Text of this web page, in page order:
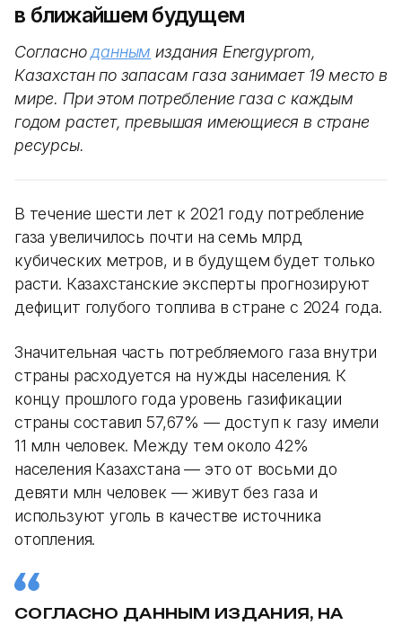
в ближайшем будущем
Согласноданным издания Energyprom,
Казахстан по запасам газа занимает 19 место в
мире. При этом потребление газа с каждым
годом растет, превышая имеющиеся в стране
ресурсы.
В течение шести лет к 2021 году потребление
газа увеличилось почти на семь млрд
кубических метров, и в будущем будет только
расти. Казахстанские эксперты прогнозируют
дефицит голубого топлива в стране с 2024 года.
Значительная часть потребляемого газа внутри
страны расходуется на нужды населения. К
концу прошлого года уровень газификации
страны составил 57,67% — доступ к газу имели
11 млн человек. Между тем около 42%
населения Казахстана — это от восьми до
девяти млн человек — живут без газа и
используют уголь в качестве источника
отопления.
СОГЛАСНО ДАННЫМ ИЗДАНИЯ, НА